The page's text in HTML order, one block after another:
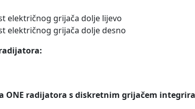
električnog grijača dolje lijevo
električnog grijača dolje desno
ONE radijatora s diskretnim grijačem